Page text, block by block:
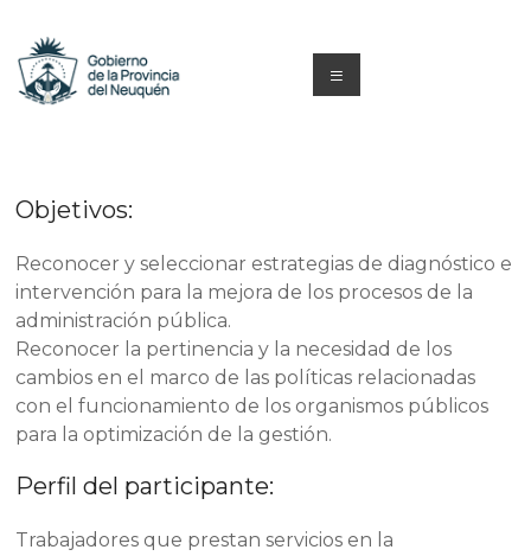
contenido
Formación
Neuquén
Menú
Objetivos:
Reconocer y seleccionar estrategias de diagnóstico e
intervención para la mejora de los procesos de la
administración pública.
Reconocer la pertinencia y la necesidad de los
cambios en el marco de las políticas relacionadas
con el funcionamiento de los organismos públicos
para la optimización de la gestión.
Perfil del participante:
Trabajadores que prestan servicios en la